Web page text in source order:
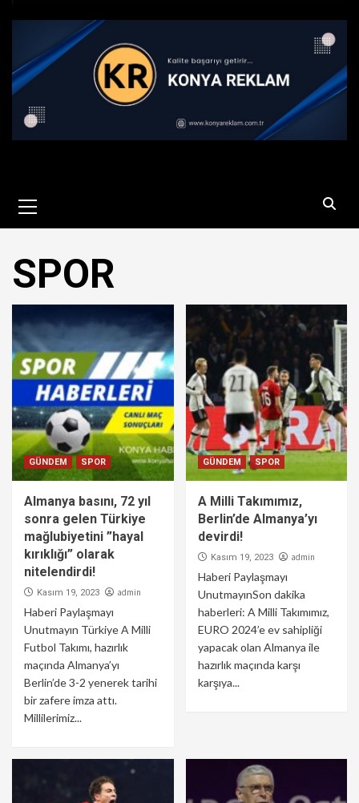
Menu
SPOR
GÜNDEM SPOR
Almanya basını, 72 yıl
sonra gelen Türkiye
mağlubiyetini ”hayal
kırıklığı” olarak
nitelendirdi!
Kasım 19, 2023 admin
Haberi Paylaşmayı
Unutmayın Türkiye A Milli
Futbol Takımı, hazırlık
maçında Almanya’yı
Berlin’de 3-2 yenerek tarihi
bir zafere imza attı.
Millilerimiz...
GÜNDEM SPOR
A Milli Takımımız,
Berlin’de Almanya’yı
devirdi!
Kasım 19, 2023 admin
Haberi Paylaşmayı
UnutmayınSon dakika
haberleri: A Milli Takımımız,
EURO 2024’e ev sahipliği
yapacak olan Almanya ile
hazırlık maçında karşı
karşıya...